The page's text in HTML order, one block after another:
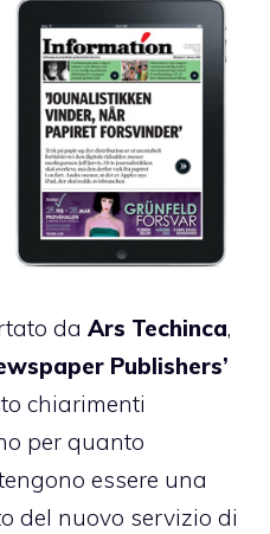
da Ars Techinca,
Publishers’
chiarimenti
per quanto
essere una
del nuovo servizio di